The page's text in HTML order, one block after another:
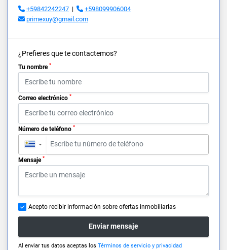
+59842242247 |
+598099906004
primexuy@gmail.com
¿Prefieres que te contactemos?
Tu nombre *
Correo electrónico *
Número de teléfono *
▼
Mensaje *
Acepto recibir información sobre ofertas inmobiliarias
Enviar mensaje
Al enviar tus datos aceptas los Términos de servicio y privacidad